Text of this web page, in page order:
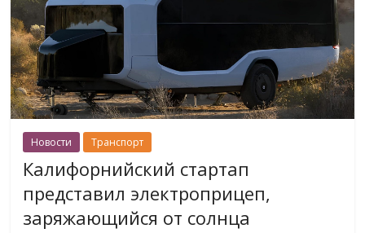
Новости Транспорт
Калифорнийский стартап
представил электроприцеп,
заряжающийся от солнца